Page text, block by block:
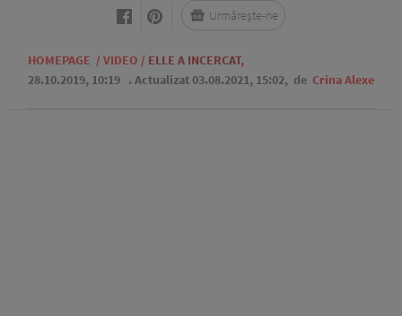
HOMEPAGE / VIDEO / ELLE A INCERCAT,
28.10.2019, 10:19 . Actualizat 03.08.2021, 15:02, de Crina Alexe
Urmărește-ne